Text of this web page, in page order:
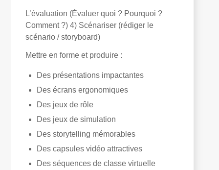
L’évaluation (Évaluer quoi ? Pourquoi ?
Comment ?) 4) Scénariser (rédiger le
scénario / storyboard)
Mettre en forme et produire :
Des présentations impactantes
Des écrans ergonomiques
Des jeux de rôle
Des jeux de simulation
Des storytelling mémorables
Des capsules vidéo attractives
Des séquences de classe virtuelle